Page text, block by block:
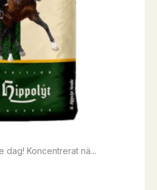
dag! Koncentrerat nä...